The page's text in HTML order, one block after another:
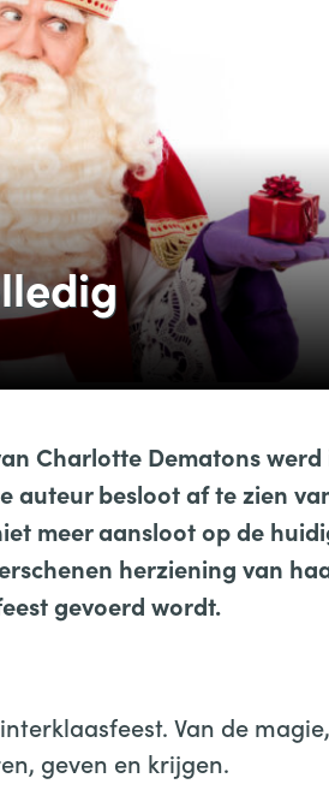
Charlotte Dematons
auteur besloot af te zien
meer aansloot op de
herziening van
gevoerd wordt.
Van de
geven en krijgen.